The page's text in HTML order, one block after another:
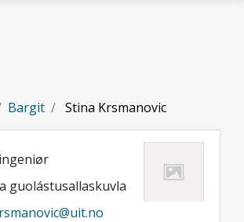
Bargit Stina Krsmanovic
guolástusallaskuvla